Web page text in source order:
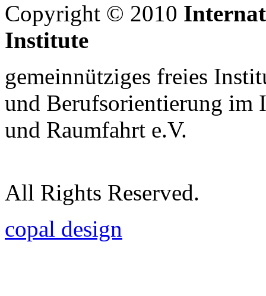
Copyright © 2010
Institute
gemeinnütziges freies
und Berufsorientierung im
und Raumfahrt e.V.
All Rights Reserved.
copal design